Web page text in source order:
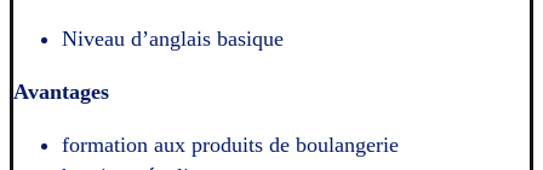
Niveau d’anglais basique
Avantages
formation aux produits de boulangerie